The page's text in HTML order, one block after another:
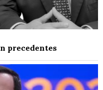
precedentes